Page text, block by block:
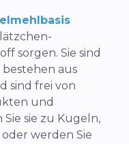
sorgen. Sie sind
aus
sind frei von
und
sie zu Kugeln,
werden Sie